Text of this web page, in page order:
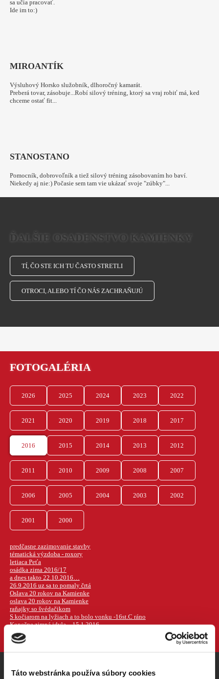
Táto webstránka používa súbory cookies
sa učia pracovať.
Ide im to:)
MIROANTÍK
Výsluhový Horsko služobník, dlhoročný kamarát.
Preberá tovar, zásobuje...Robí silový tréning, ktorý sa vraj robiť má, ked
chceme ostať fit...
STANOSTANO
Pomocník, dobrovoľník a tiež silový tréning zásobovaním ho baví.
Niekedy aj nie:) Počasie sem tam vie ukázať svoje "zúbky"...
ĎALŠIE OSADENSTVO KAMIENKY
TÍ, ČO STE ICH TU ČASTO STRETLI
OTROCI, ALEBO TÍ ČO NÁS ZACHRAŇUJÚ
FOTOGALÉRIA
2026 2025 2024 2023 2022
2021 2020 2019 2018 2017
2016 2015 2014 2013 2012
2011 2010 2009 2008 2007
2006 2005 2004 2003 2002
2001 2000
predčasne zazimovanie stavby
tématická výzdoba - roxory
letiaca Peťa
osádka zima 2016/17
a dnes takto 22.10.2016…
26.9.2016 uz sa to pomaly črtá
Oslava 20 rokov na Kamienke
oslava 20 rokov na Kamienke
raňajky so švédačikom
S kočiarom na lyžiach a to bolo vonku -16st.C ráno
Konečne zimná idyla – 15.1.2016